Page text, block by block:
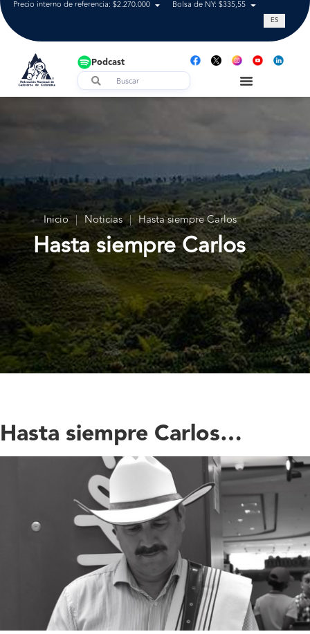
Precio interno de referencia: $2.270.000 Bolsa de NY: $335,55 Tasa de
ES
Podcast
Inicio | Noticias | Hasta siempre Carlos
Hasta siempre Carlos
Hasta siempre Carlos…